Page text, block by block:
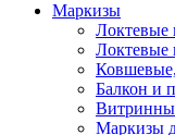
Маркизы
Локтевые
Локтевые
Балкон и
Маркизы